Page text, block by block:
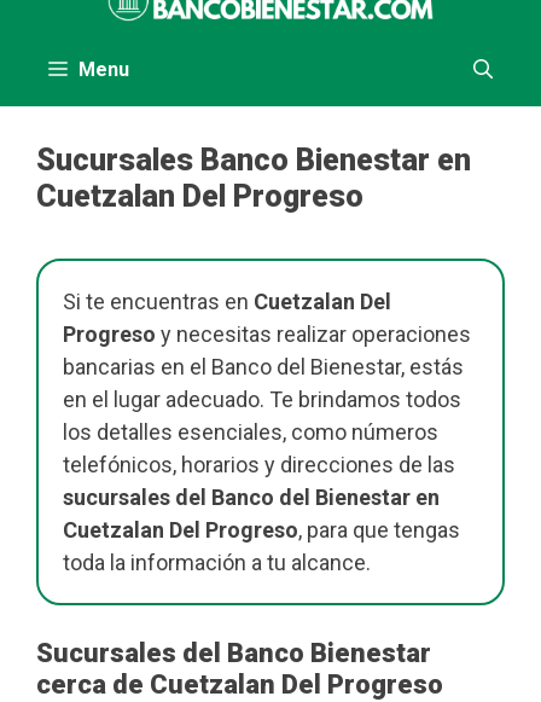
Menu
Sucursales Banco Bienestar en
Cuetzalan Del Progreso
Si te encuentras en Cuetzalan Del
Progreso y necesitas realizar operaciones
bancarias en el Banco del Bienestar, estás
en el lugar adecuado. Te brindamos todos
los detalles esenciales, como números
telefónicos, horarios y direcciones de las
sucursales del Banco del Bienestar en
Cuetzalan Del Progreso, para que tengas
toda la información a tu alcance.
Sucursales del Banco Bienestar
cerca de Cuetzalan Del Progreso